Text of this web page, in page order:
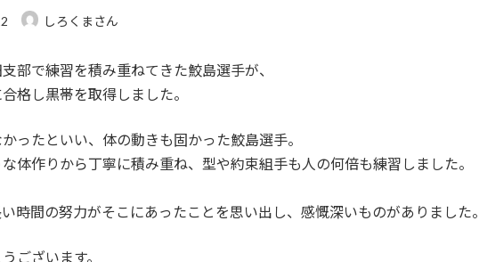
しろくまさん
部で練習を積み重ねてきた鮫島選手が、
格し黒帯を取得しました。
ったといい、体の動きも固かった鮫島選手。
体作りから丁寧に積み重ね、型や約束組手も人の何倍も練習しました。
時間の努力がそこにあったことを思い出し、感慨深いものがありました。
ございます。